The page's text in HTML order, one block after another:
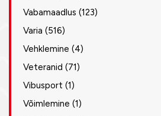
Vabamaadlus (123)
Varia (516)
Vehklemine (4)
Veteranid (71)
Vibusport (1)
Võimlemine (1)